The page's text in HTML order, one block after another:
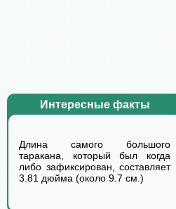
Интересные факты
Длина самого большого
таракана, который был когда
либо зафиксирован, составляет
3.81 дюйма (около 9.7 см.)